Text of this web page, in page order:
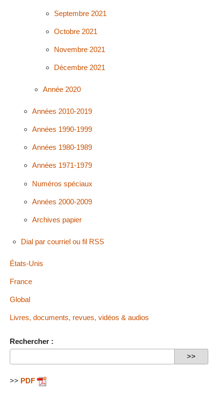
Septembre 2021
Octobre 2021
Novembre 2021
Décembre 2021
Année 2020
Années 2010-2019
Années 1990-1999
Années 1980-1989
Années 1971-1979
Numéros spéciaux
Années 2000-2009
Archives papier
Dial par courriel ou fil RSS
États-Unis
France
Global
Livres, documents, revues, vidéos & audios
Rechercher :
>> PDF